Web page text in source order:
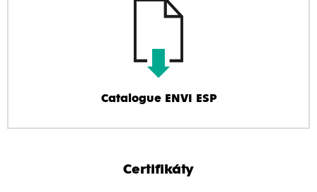
Catalogue ENVI ESP
Certifikáty